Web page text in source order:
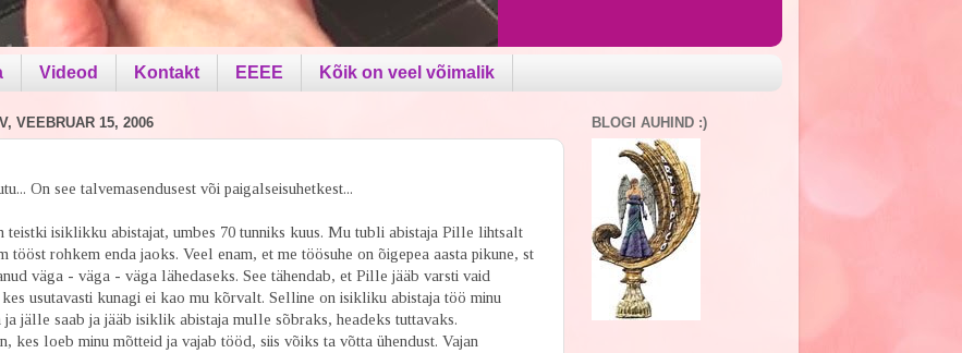
Videod Kontakt EEEE Kõik on veel võimalik
VEEBRUAR 15, 2006
On see talvemasendusest või paigalseisuhetkest...
teistki isiklikku abistajat, umbes 70 tunniks kuus. Mu tubli abistaja Pille lihtsalt
tööst rohkem enda jaoks. Veel enam, et me töösuhe on õigepea aasta pikune, st
väga - väga - väga lähedaseks. See tähendab, et Pille jääb varsti vaid
usutavasti kunagi ei kao mu kõrvalt. Selline on isikliku abistaja töö minu
jälle saab ja jääb isiklik abistaja mulle sõbraks, headeks tuttavaks.
kes loeb minu mõtteid ja vajab tööd, siis võiks ta võtta ühendust. Vajan
BLOGI AUHIND :)